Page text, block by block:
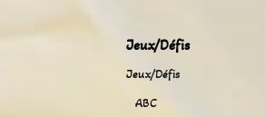
Jeux/Défis
Jeux/Défis
ABC